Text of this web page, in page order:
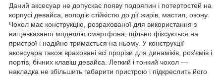
Даний аксесуар не допускає появу подряпин і потертостей на
корпусі девайса, володіє стійкістю до дії жирів, мастил, озону.
Чохол має конструкцію, розрахованої для використання з
вищевказаної моделлю смартфона, щільно фіксується на
пристрої і надійно тримається на ньому. У конструкції
аксесуара також враховані всі прорізи для динаміків, роз'ємів і
портів, бічних клавіш девайса. Легкий і тонкий чохол ―
накладка не збільшить габарити пристрою і підкреслить його